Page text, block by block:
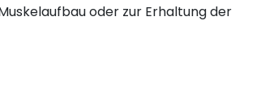
oder zur Erhaltung der